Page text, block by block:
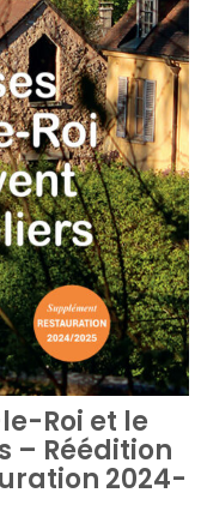
Roi et le
– Réédition
2024-